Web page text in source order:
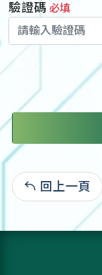
驗證碼 必填
回上一頁